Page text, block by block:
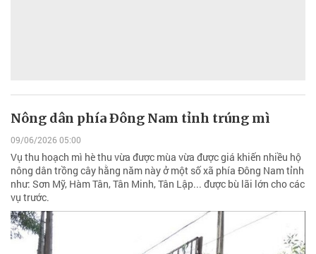
Nông dân phía Ðông Nam tỉnh trúng mì
09/06/2026 05:00
Vụ thu hoạch mì hè thu vừa được mùa vừa được giá khiến nhiều hộ
nông dân trồng cây hằng năm này ở một số xã phía Đông Nam tỉnh
như: Sơn Mỹ, Hàm Tân, Tân Minh, Tân Lập... được bù lãi lớn cho các
vụ trước.